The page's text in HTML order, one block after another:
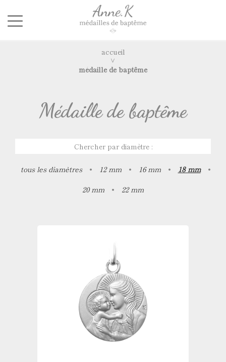
accueil
médaille de baptême
Médaille de baptême
Chercher par diamètre :
tous les diamètres • 12 mm • 16 mm • 18 mm
•
20 mm
• 22 mm